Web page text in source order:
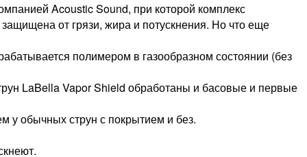
Acoustic Sound, при которой комплекс
от грязи, жира и потускнения. Но что еще
полимером в газообразном состоянии (без
LaBella Vapor Shield обработаны и басовые и первые
у обычных струн с покрытием и без.